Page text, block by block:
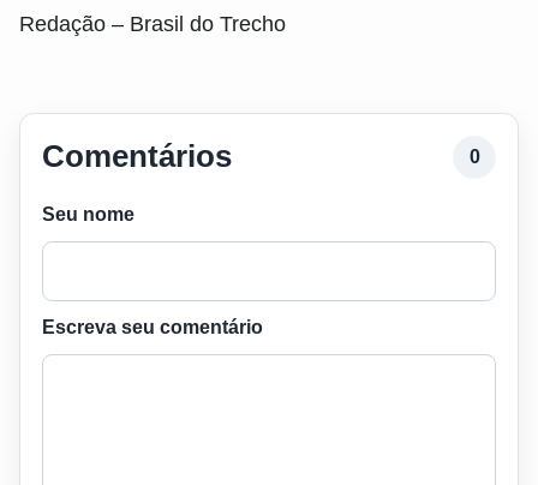
Redação – Brasil do Trecho
Comentários 0
Seu nome
Escreva seu comentário